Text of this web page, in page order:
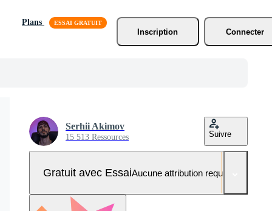
Plans
Inscription
Connecter
Serhii Akimov
15 513 Ressources Suivre
Gratuit avec EssaiAucune attribution requise